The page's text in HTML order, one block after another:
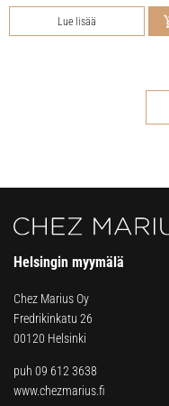
Lue lisää
Helsingin myymälä
Chez Marius Oy
Fredrikinkatu 26
00120 Helsinki
puh 09 612 3638
www.chezmarius.fi